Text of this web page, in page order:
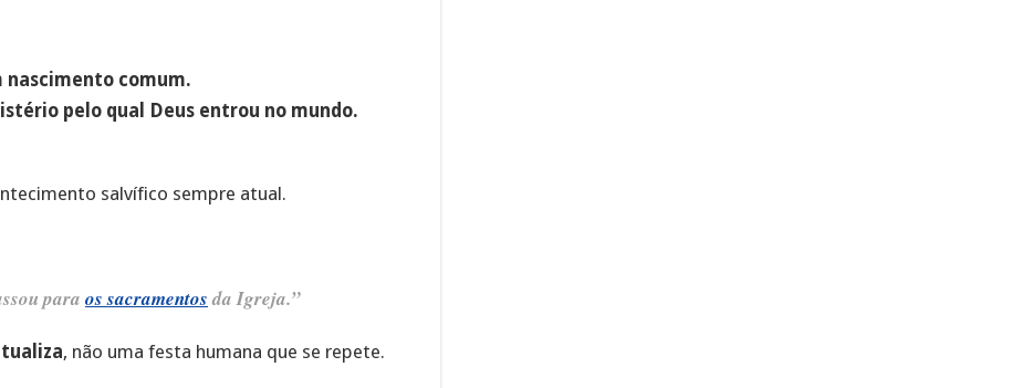
nascimento comum.
pelo qual Deus entrou no mundo.
salvífico sempre atual.
para os sacramentosda Igreja.”
, não uma festa humana que se repete.